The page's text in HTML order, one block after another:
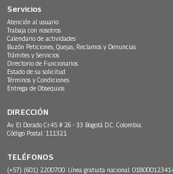
Servicios
Atención al usuario
Trabaja con nosotros
Calendario de actividades
Buzón Peticiones, Quejas, Reclamos y Denuncias
Trámites y Servicios
Directorio de Funcionarios
Estado de su solicitud
Términos y Condiciones
Entrega de Obsequios
DIRECCIÓN
Av. El Dorado Cr.45 # 26 - 33 Bogotá D.C. Colombia.
Código Postal: 111321
TELÉFONOS
(+57) (601) 2200700. Línea gratuita nacional: